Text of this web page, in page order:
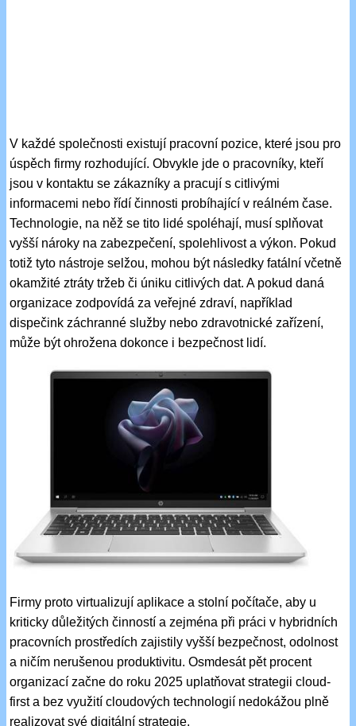
V každé společnosti existují pracovní pozice, které jsou pro
úspěch firmy rozhodující. Obvykle jde o pracovníky, kteří
jsou v kontaktu se zákazníky a pracují s citlivými
informacemi nebo řídí činnosti probíhající v reálném čase.
Technologie, na něž se tito lidé spoléhají, musí splňovat
vyšší nároky na zabezpečení, spolehlivost a výkon. Pokud
totiž tyto nástroje selžou, mohou být následky fatální včetně
okamžité ztráty tržeb či úniku citlivých dat. A pokud daná
organizace zodpovídá za veřejné zdraví, například
dispečink záchranné služby nebo zdravotnické zařízení,
může být ohrožena dokonce i bezpečnost lidí.
Firmy proto virtualizují aplikace a stolní počítače, aby u
kriticky důležitých činností a zejména při práci v hybridních
pracovních prostředích zajistily vyšší bezpečnost, odolnost
a ničím nerušenou produktivitu. Osmdesát pět procent
organizací začne do roku 2025 uplatňovat strategii cloud-
first a bez využití cloudových technologií nedokážou plně
realizovat své digitální strategie.